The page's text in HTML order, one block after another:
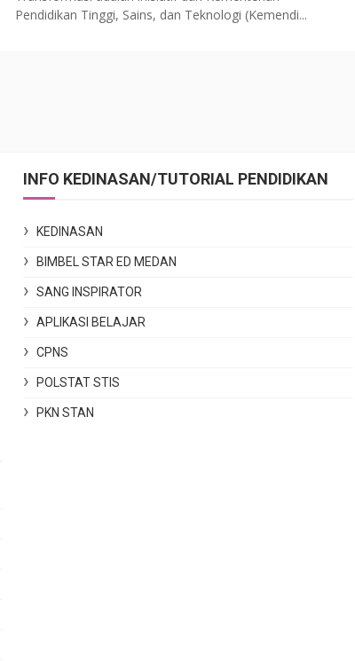
Pendidikan Tinggi, Sains, dan Teknologi (Kemendi...
INFO KEDINASAN/TUTORIAL PENDIDIKAN
KEDINASAN
BIMBEL STAR ED MEDAN
SANG INSPIRATOR
APLIKASI BELAJAR
CPNS
POLSTAT STIS
PKN STAN